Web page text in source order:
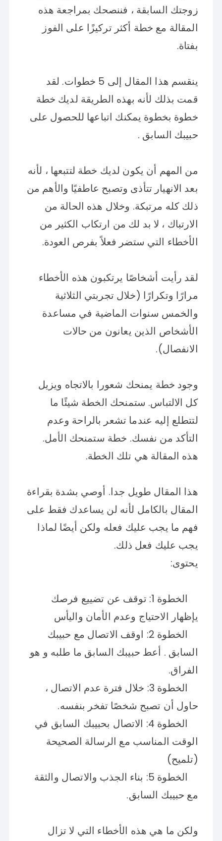
زوجتك السابقة ، فننصحك بمراجعة هذه
المقالة مع خطة أكثر تركيزًا على الفوز
بفتاة.
ينقسم هذا المقال إلى 5 خطوات. لقد
قمت بذلك لأنه بهذه الطريقة لديك خطة
خطوة بخطوة يمكنك اتباعها للحصول على
حبيبك السابق .
من المهم أن يكون لديك خطة لتتبعها ، لأنه
بعد الانهيار تتأذى وتصبح عاطفيًا والأهم من
ذلك كله مرتبكة. وخلال هذه الحالة من
الارتباك ، لا بد لك من ارتكاب الكثير من
الأخطاء التي ستضر فعلاً بفرص العودة.
لقد رأيت أشخاصًا يرتكبون هذه الأخطاء
مرارًا وتكرارًا (خلال تجربتي الثلاثية
والخمس سنوات الماضية في مساعدة
الأشخاص الذين يعانون من حالات
الانفصال).
وجود خطة يمنحك شعورا بالاتجاه ويزيل
كل الالتباس. ستمنحك الخطة شيئًا ما
لتتطلع إليه عندما تشعر بالراحة وعدم
التأكد من نفسك. خطة ستمنحك الأمل.
هذه المقالة هي تلك الخطة.
هذا المقال طويل جدا. أوصي بشدة بقراءة
المقال بالكامل لأنه لن يساعدك فقط على
فهم ما يجب عليك فعله ولكن أيضًا لماذا
يجب عليك فعل ذلك.
يحتوى:
الخطوة 1: توقف عن تضييع فرصك
يإظهار الاحتياج وعدم الأمان واليأس
الخطوة 2: اوقف الاتصال مع حبيبك
السابق . أعط حبيبك السابق ما طلبه و هو
الفراق.
الخطوة 3: خلال فترة عدم الاتصال ،
حاول أن تصبح شخصًا تفخر بنفسه.
الخطوة 4: الاتصال بحبيبك السابق في
الوقت المناسب مع الرسالة الصحيحة
(تلميح)
الخطوة 5: بناء الجذب والاتصال والثقة
مع حبيبك السابق.
ولكن ما هي هذه الأخطاء التي لا تزال